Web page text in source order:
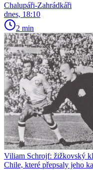
Chalupáři-Zahrádkáři
dnes, 18:10
2 min
Viliam Schrojf: žižkovský
Chile, které přepsaly jeho